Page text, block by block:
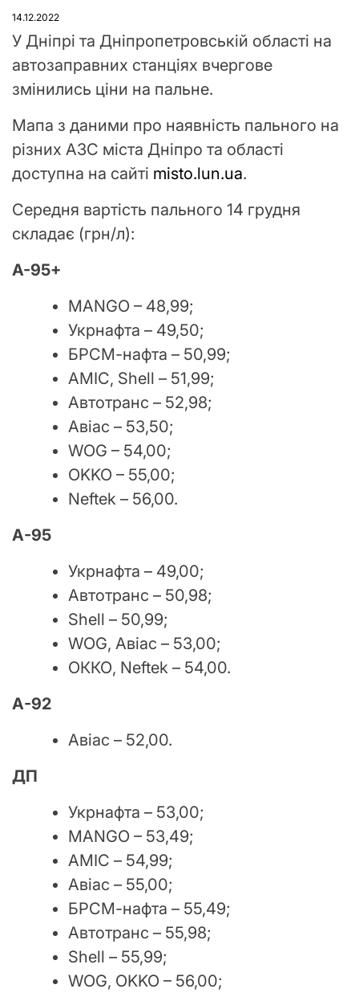
14.12.2022
У Дніпрі та Дніпропетровській області на
автозаправних станціях вчергове
змінились ціни на пальне.
Мапа з даними про наявність пального на
різних АЗС міста Дніпро та області
доступна на сайті misto.lun.ua.
Середня вартість пального 14 грудня
складає (грн/л):
A-95+
MANGO – 48,99;
Укрнафта – 49,50;
БРСМ-нафта – 50,99;
АМІС, Shell – 51,99;
Автотранс – 52,98;
Авіас – 53,50;
WOG – 54,00;
OKKO – 55,00;
Neftek – 56,00.
А-95
Укрнафта – 49,00;
Автотранс – 50,98;
Shell – 50,99;
WOG, Авіас – 53,00;
ОККО, Neftek – 54,00.
А-92
Авіас – 52,00.
ДП
Укрнафта – 53,00;
MANGO – 53,49;
АМІС – 54,99;
Авіас – 55,00;
БРСМ-нафта – 55,49;
Автотранс – 55,98;
Shell – 55,99;
WOG, OKKO – 56,00;